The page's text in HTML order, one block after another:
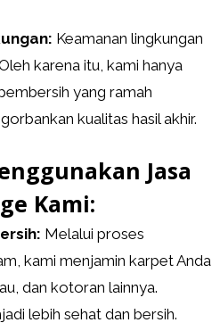
Keamanan lingkungan
karena itu, kami hanya
yang ramah
kualitas hasil akhir.
Jasa
Kami:
Melalui proses
kami menjamin karpet Anda
dan kotoran lainnya.
lebih sehat dan bersih.